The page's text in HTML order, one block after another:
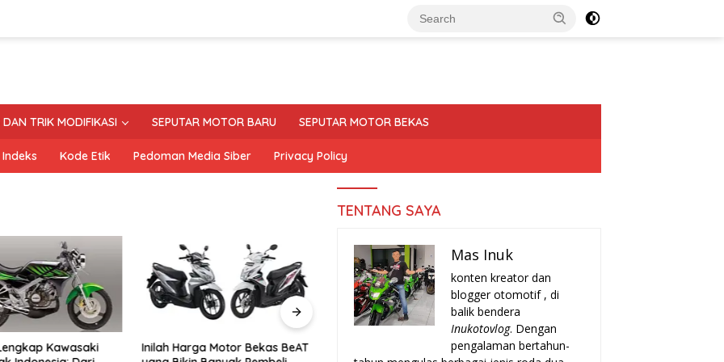
DAN TRIK MODIFIKASI SEPUTAR MOTOR BARU SEPUTAR MOTOR BEKAS
Indeks Kode Etik Pedoman Media Siber Privacy Policy
Kawasaki
Inilah Harga Motor Bekas BeAT
Tanda-Tanda Turun Mesin
Rekomendasi Motor Matic Irit
TENTANG SAYA
Mas Inuk
konten kreator dan
blogger otomotif , di
balik bendera
Inukotovlog. Dengan
pengalaman bertahun-